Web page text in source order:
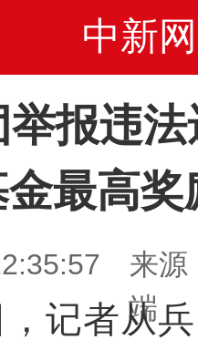
中新网
举报违
最高奖
来源
端
者从兵